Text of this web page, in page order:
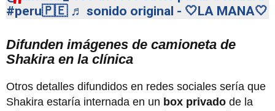
#peru🇵🇪 ♬ sonido original - 🤍LA MANA🤍
Difunden imágenes de camioneta de
Shakira en la clínica
Otros detalles difundidos en redes sociales sería que
Shakira estaría internada en un box privado de la